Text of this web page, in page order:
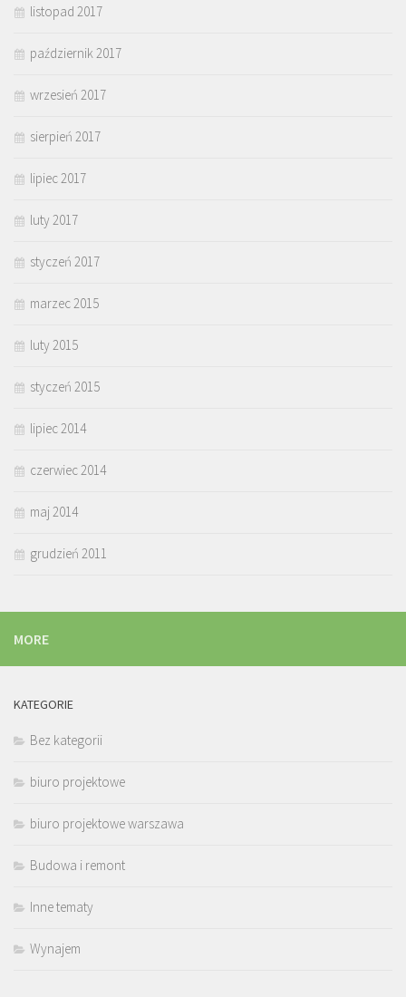
listopad 2017
październik 2017
wrzesień 2017
sierpień 2017
lipiec 2017
luty 2017
styczeń 2017
marzec 2015
luty 2015
styczeń 2015
lipiec 2014
czerwiec 2014
maj 2014
grudzień 2011
MORE
KATEGORIE
Bez kategorii
biuro projektowe
biuro projektowe warszawa
Budowa i remont
Inne tematy
Wynajem